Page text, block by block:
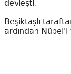
devleşti.
Beşiktaşlı
ardından Nübel'i